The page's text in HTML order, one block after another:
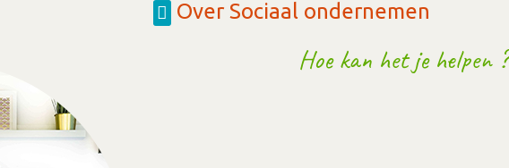
Over Sociaal ondernemen
Hoe kan het je helpen ?